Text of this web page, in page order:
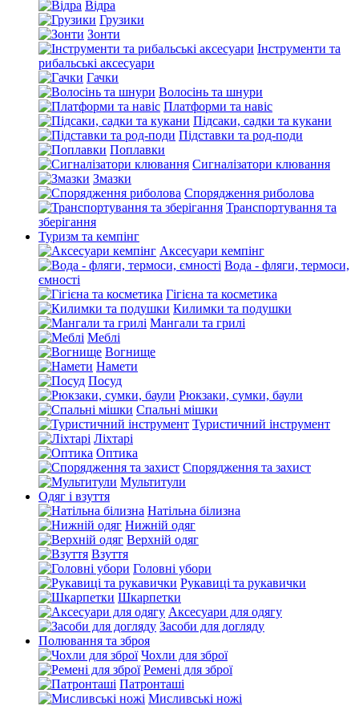
Відра
Грузики
Зонти
Інструменти та
рибальські аксесуари
Гачки
Волосінь та шнури
Платформи та навіс
Підсаки, садки та кукани
Підставки та род-поди
Поплавки
Сигналізатори клювання
Змазки
Спорядження риболова
Транспортування та
зберігання
Туризм та кемпінг
Аксесуари кемпінг
Вода - фляги, термоси,
ємності
Гігієна та косметика
Килимки та подушки
Мангали та грилі
Меблі
Вогнище
Намети
Посуд
Рюкзаки, сумки, баули
Спальні мішки
Туристичний інструмент
Ліхтарі
Оптика
Спорядження та захист
Мультитули
Одяг і взуття
Натільна білизна
Нижній одяг
Верхній одяг
Взуття
Головні убори
Рукавиці та рукавички
Шкарпетки
Аксесуари для одягу
Засоби для догляду
Полювання та зброя
Чохли для зброї
Ремені для зброї
Патронташі
Мисливські ножі